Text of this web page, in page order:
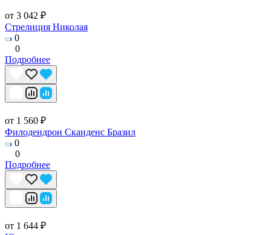
от 3 042 ₽
Стрелиция Николая
0
0
Подробнее
от 1 560 ₽
Филодендрон Сканденс Бразил
0
0
Подробнее
от 1 644 ₽